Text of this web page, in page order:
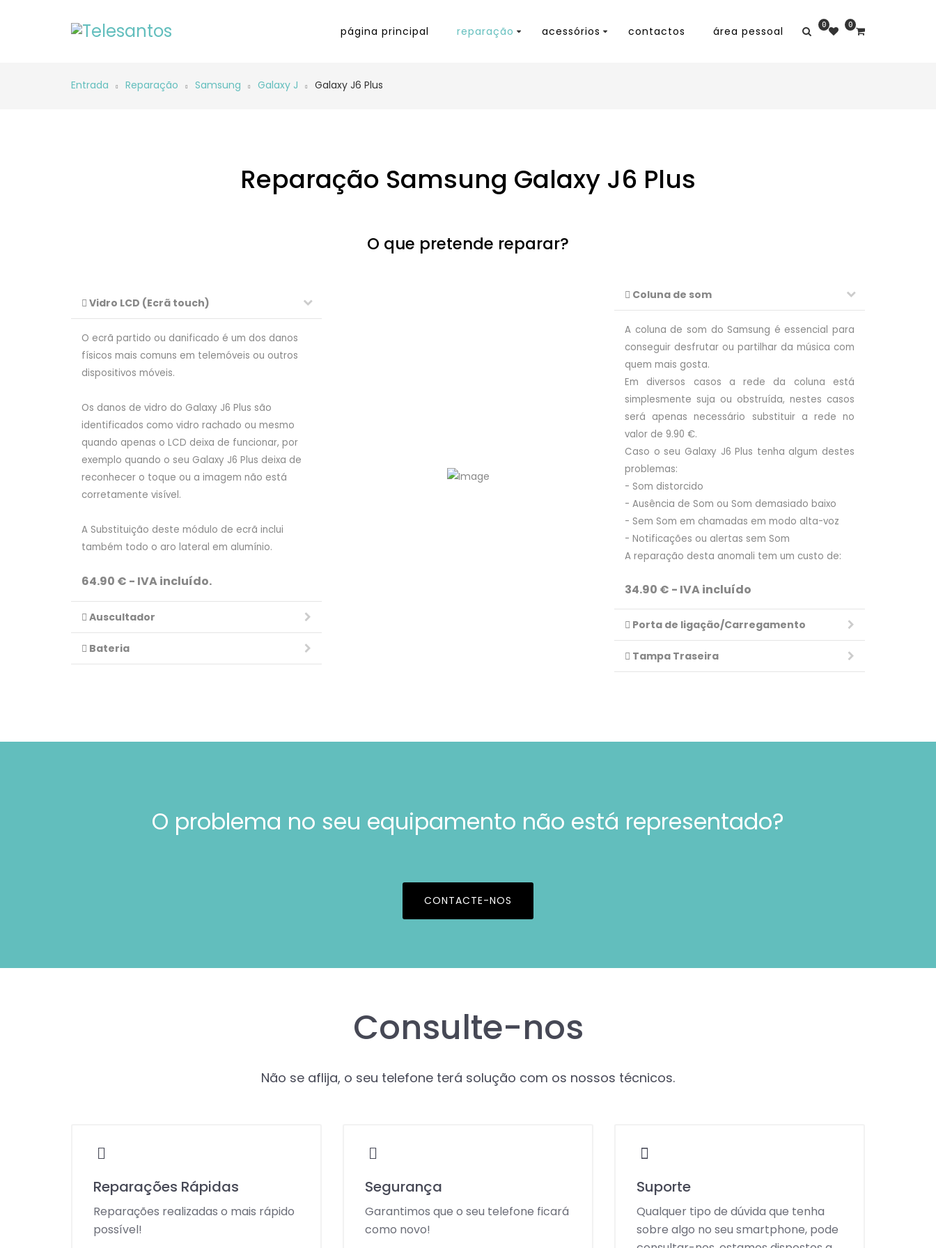
página principal reparação acessórios contactos área pessoal 0 0
Entrada Reparação Samsung Galaxy J Galaxy J6 Plus
Reparação Samsung Galaxy J6 Plus
O que pretende reparar?
Vidro LCD (Ecrã touch)
O ecrã partido ou danificado é um dos danos
físicos mais comuns em telemóveis ou outros
dispositivos móveis.
Os danos de vidro do Galaxy J6 Plus são
identificados como vidro rachado ou mesmo
quando apenas o LCD deixa de funcionar, por
exemplo quando o seu Galaxy J6 Plus deixa de
reconhecer o toque ou a imagem não está
corretamente visível.
A Substituição deste módulo de ecrã inclui
também todo o aro lateral em alumínio.
64.90 € - IVA incluído.
Auscultador
Bateria
Coluna de som
A coluna de som do Samsung é essencial para
conseguir desfrutar ou partilhar da música com
quem mais gosta.
Em diversos casos a rede da coluna está
simplesmente suja ou obstruída, nestes casos
será apenas necessário substituir a rede no
valor de 9.90 €.
Caso o seu Galaxy J6 Plus tenha algum destes
problemas:
- Som distorcido
- Ausência de Som ou Som demasiado baixo
- Sem Som em chamadas em modo alta-voz
- Notificações ou alertas sem Som
A reparação desta anomali tem um custo de:
34.90 € - IVA incluído
Porta de ligação/Carregamento
Tampa Traseira
O problema no seu equipamento não está representado?
CONTACTE-NOS
Consulte-nos
Não se aflija, o seu telefone terá solução com os nossos técnicos.
Reparações Rápidas
Reparações realizadas o mais rápido
possível!
Segurança
Garantimos que o seu telefone ficará
como novo!
Suporte
Qualquer tipo de dúvida que tenha
sobre algo no seu smartphone, pode